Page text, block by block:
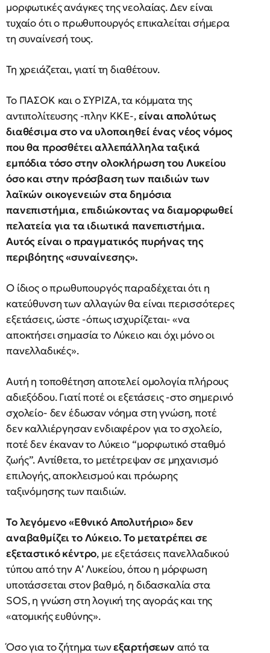
μορφωτικές ανάγκες της νεολαίας. Δεν είναι
τυχαίο ότι ο πρωθυπουργός επικαλείται σήμερα
τη συναίνεσή τους.
Τη χρειάζεται, γιατί τη διαθέτουν.
Το ΠΑΣΟΚ και ο ΣΥΡΙΖΑ, τα κόμματα της
αντιπολίτευσης -πλην ΚΚΕ-,είναι απολύτως
διαθέσιμα στο να υλοποιηθεί ένας νέος νόμος
που θα προσθέτει αλλεπάλληλα ταξικά
εμπόδια τόσο στην ολοκλήρωση του Λυκείου
όσο και στην πρόσβαση των παιδιών των
λαϊκών οικογενειών στα δημόσια
πανεπιστήμια, επιδιώκοντας να διαμορφωθεί
πελατεία για τα ιδιωτικά πανεπιστήμια.
Αυτός είναι ο πραγματικός πυρήνας της
περιβόητης «συναίνεσης».
Ο ίδιος ο πρωθυπουργός παραδέχεται ότι η
κατεύθυνση των αλλαγών θα είναι περισσότερες
εξετάσεις, ώστε -όπως ισχυρίζεται- «να
αποκτήσει σημασία το Λύκειο και όχι μόνο οι
πανελλαδικές».
Αυτή η τοποθέτηση αποτελεί ομολογία πλήρους
αδιεξόδου. Γιατί ποτέ οι εξετάσεις -στο σημερινό
σχολείο- δεν έδωσαν νόημα στη γνώση, ποτέ
δεν καλλιέργησαν ενδιαφέρον για το σχολείο,
ποτέ δεν έκαναν το Λύκειο “μορφωτικό σταθμό
ζωής”. Αντίθετα, το μετέτρεψαν σε μηχανισμό
επιλογής, αποκλεισμού και πρόωρης
ταξινόμησης των παιδιών.
Το λεγόμενο «Εθνικό Απολυτήριο» δεν
αναβαθμίζει το Λύκειο. Το μετατρέπει σε
εξεταστικό κέντρο, με εξετάσεις πανελλαδικού
τύπου από την Α’ Λυκείου, όπου η μόρφωση
υποτάσσεται στον βαθμό, η διδασκαλία στα
SOS, η γνώση στη λογική της αγοράς και της
«ατομικής ευθύνης».
Όσο για το ζήτημα τωνεξαρτήσεων από τα